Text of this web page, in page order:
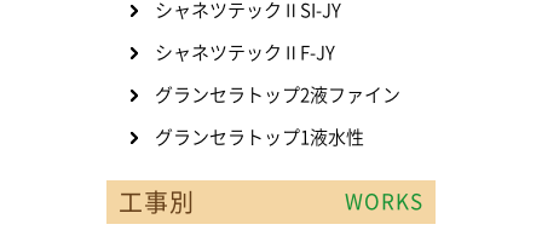
シャネツテックⅡSI-JY
シャネツテックⅡF-JY
グランセラトップ2液ファイン
グランセラトップ1液水性
工事別 WORKS